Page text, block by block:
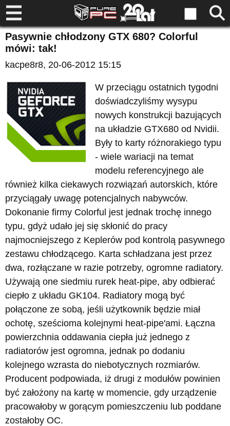
Pasywnie chłodzony GTX 680? Colorful
mówi: tak!
kacpe8r8, 20-06-2012 15:15
W przeciągu ostatnich tygodni
doświadczyliśmy wysypu
nowych konstrukcji bazujących
na układzie GTX680 od Nvidii.
Były to karty różnorakiego typu
- wiele wariacji na temat
modelu referencyjnego ale
również kilka ciekawych rozwiązań autorskich, które
przyciągały uwagę potencjalnych nabywców.
Dokonanie firmy Colorful jest jednak trochę innego
typu, gdyż udało jej się skłonić do pracy
najmocniejszego z Keplerów pod kontrolą pasywnego
zestawu chłodzącego. Karta schładzana jest przez
dwa, rozłączane w razie potrzeby, ogromne radiatory.
Używają one siedmiu rurek heat-pipe, aby odbierać
ciepło z układu GK104. Radiatory mogą być
połączone ze sobą, jeśli użytkownik będzie miał
ochotę, sześcioma kolejnymi heat-pipe'ami. Łączna
powierzchnia oddawania ciepła już jednego z
radiatorów jest ogromna, jednak po dodaniu
kolejnego wzrasta do niebotycznych rozmiarów.
Producent podpowiada, iż drugi z modułów powinien
być założony na kartę w momencie, gdy urządzenie
pracowałoby w gorącym pomieszczeniu lub poddane
zostałoby OC.